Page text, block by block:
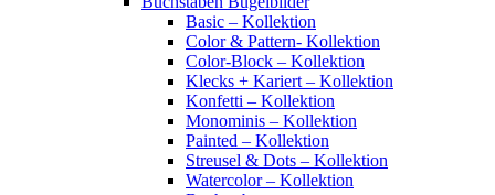
Basic – Kollektion
Color & Pattern- Kollektion
Color-Block – Kollektion
Klecks + Kariert – Kollektion
Konfetti – Kollektion
Monominis – Kollektion
Painted – Kollektion
Streusel & Dots – Kollektion
Watercolor – Kollektion